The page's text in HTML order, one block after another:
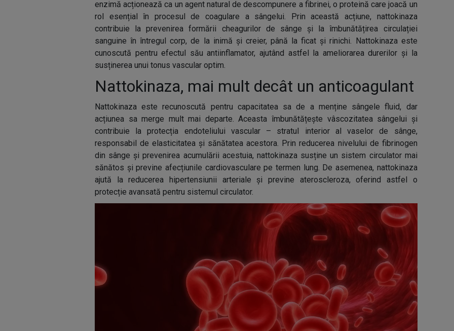
enzimă acționează ca un agent natural de descompunere a fibrinei, o proteină care joacă un
rol esențial în procesul de coagulare a sângelui. Prin această acțiune, nattokinaza
contribuie la prevenirea formării cheagurilor de sânge și la îmbunătățirea circulației
sanguine în întregul corp, de la inimă și creier, până la ficat și rinichi. Nattokinaza este
cunoscută pentru efectul său antiinflamator, ajutând astfel la ameliorarea durerilor și la
susținerea unui tonus vascular optim.
Nattokinaza, mai mult decât un anticoagulant
Nattokinaza este recunoscută pentru capacitatea sa de a menține sângele fluid, dar
acțiunea sa merge mult mai departe. Aceasta îmbunătățește vâscozitatea sângelui și
contribuie la protecția endoteliului vascular – stratul interior al vaselor de sânge,
responsabil de elasticitatea și sănătatea acestora. Prin reducerea nivelului de fibrinogen
din sânge și prevenirea acumulării acestuia, nattokinaza susține un sistem circulator mai
sănătos și previne afecțiunile cardiovasculare pe termen lung. De asemenea, nattokinaza
ajută la reducerea hipertensiunii arteriale și previne ateroscleroza, oferind astfel o
protecție avansată pentru sistemul circulator.